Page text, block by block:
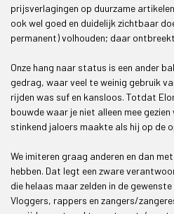
prijsverlagingen op duurzame
ook wel goed en duidelijk zichtbaar
permanent) volhouden; daar
Onze hang naar status is een ander
gedrag, waar veel te weinig gebruik
rijden was suf en kansloos. Totdat
bouwde waar je niet alleen mee
stinkend jaloers maakte als hij op de
We imiteren graag anderen en dan
hebben. Dat legt een zware
die helaas maar zelden in de
Vloggers, rappers en zangers/